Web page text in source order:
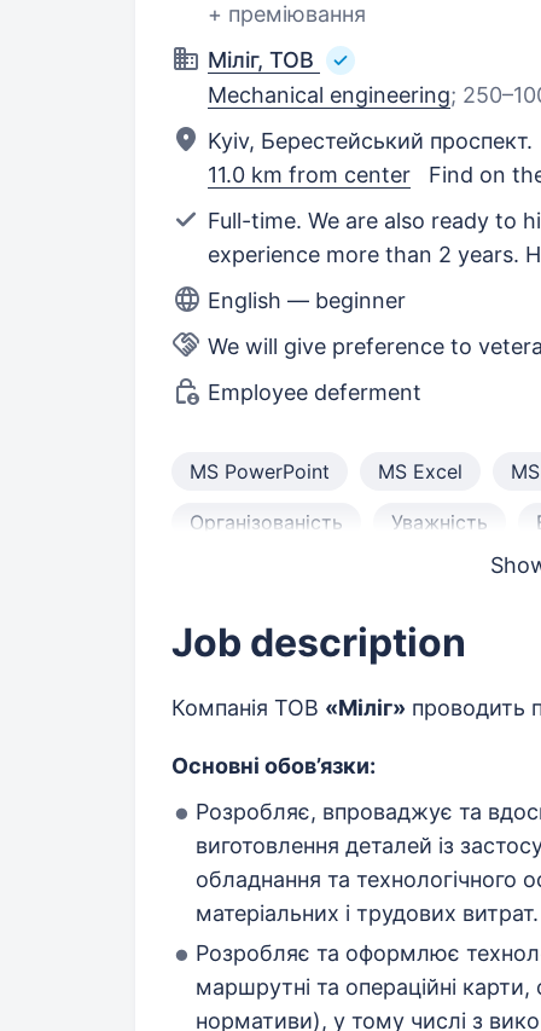
+ преміювання
Міліг, ТОВ
Mechanical engineering;
Kyiv, Берестейський проспект.
11.0 km from center
Find on
Full-time. We are also ready to
experience more than 2 years.
English — beginner
We will give preference to
Employee deferment
MS PowerPoint MS Excel
Організованість Уважність
Складання технологічних карт
Job description
Компанія ТОВ «Міліг» проводить
Основні обов’язки:
Розробляє, впроваджує та
виготовлення деталей із
обладнання та
матеріальних і трудових витрат.
Розробляє та оформлює
маршрутні та операційні карти,
нормативи), у тому числі з